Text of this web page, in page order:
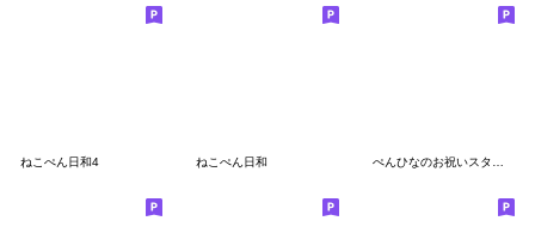
ねこぺん日和4 ねこぺん日和 ぺんひなのお祝いスタンプだよ